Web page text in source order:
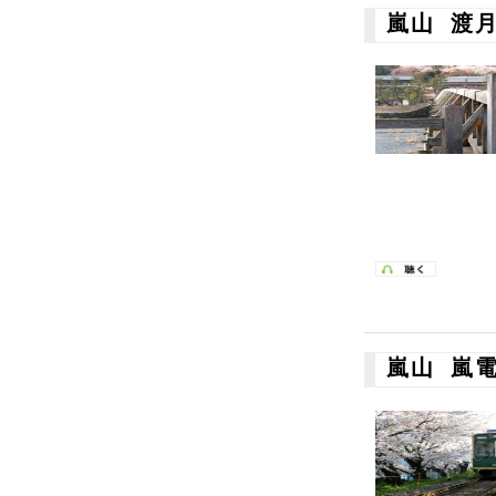
嵐山 渡
嵐山 嵐